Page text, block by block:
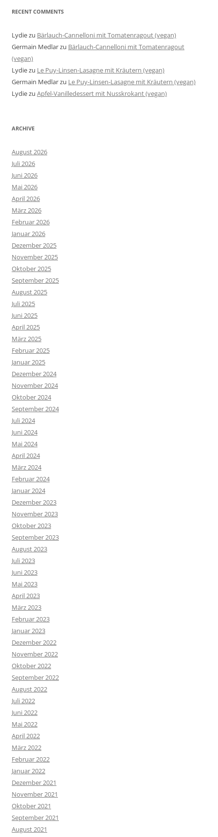
RECENT COMMENTS
Lydiezu Bärlauch-Cannelloni mit Tomatenragout (vegan)
Germain Medlarzu Bärlauch-Cannelloni mit Tomatenragout
(vegan)
Lydiezu Le Puy-Linsen-Lasagne mit Kräutern (vegan)
Germain Medlarzu Le Puy-Linsen-Lasagne mit Kräutern (vegan)
Lydiezu Apfel-Vanilledessert mit Nusskrokant (vegan)
ARCHIVE
August 2026
Juli 2026
Juni 2026
Mai 2026
April 2026
März 2026
Februar 2026
Januar 2026
Dezember 2025
November 2025
Oktober 2025
September 2025
August 2025
Juli 2025
Juni 2025
April 2025
März 2025
Februar 2025
Januar 2025
Dezember 2024
November 2024
Oktober 2024
September 2024
Juli 2024
Juni 2024
Mai 2024
April 2024
März 2024
Februar 2024
Januar 2024
Dezember 2023
November 2023
Oktober 2023
September 2023
August 2023
Juli 2023
Juni 2023
Mai 2023
April 2023
März 2023
Februar 2023
Januar 2023
Dezember 2022
November 2022
Oktober 2022
September 2022
August 2022
Juli 2022
Juni 2022
Mai 2022
April 2022
März 2022
Februar 2022
Januar 2022
Dezember 2021
November 2021
Oktober 2021
September 2021
August 2021